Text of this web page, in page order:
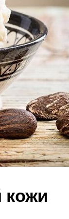
кожи